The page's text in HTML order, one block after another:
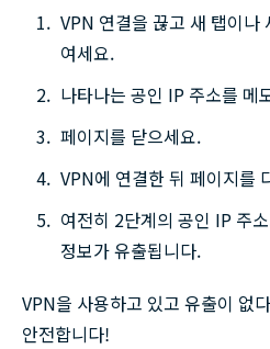
VPN 연결을 끊고 새 탭이나
여세요.
나타나는 공인 IP 주소를 메
페이지를 닫으세요.
VPN에 연결한 뒤 페이지를
여전히 2단계의 공인 IP 주
정보가 유출됩니다.
VPN을 사용하고 있고 유출이 없
안전합니다!